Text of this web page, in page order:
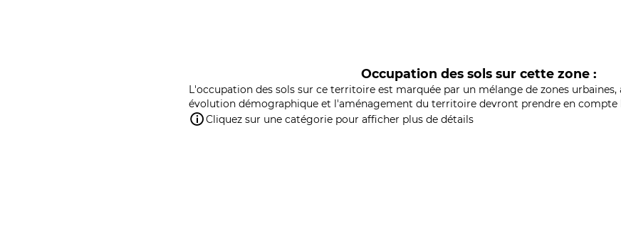
Occupation des sols sur cette zone :
L'occupation des sols sur ce territoire est marquée par un mélange de zones
évolution démographique et l'aménagement du territoire devront prendre en compte
Cliquez sur une catégorie pour afficher plus de détails